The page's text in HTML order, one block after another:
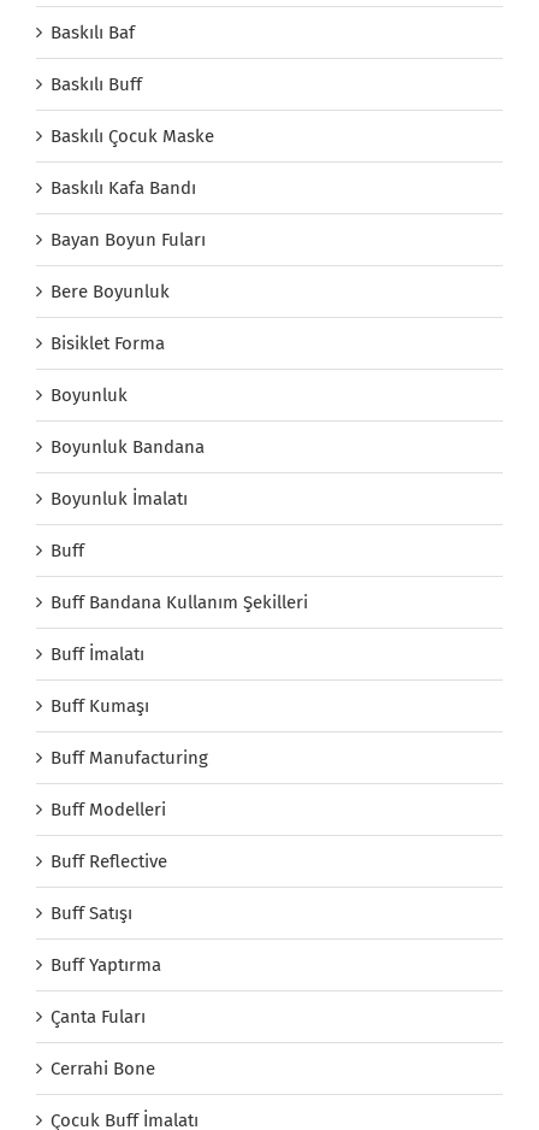
Baskılı Baf
Baskılı Buff
Baskılı Çocuk Maske
Baskılı Kafa Bandı
Bayan Boyun Fuları
Bere Boyunluk
Bisiklet Forma
Boyunluk
Boyunluk Bandana
Boyunluk İmalatı
Buff
Buff Bandana Kullanım Şekilleri
Buff İmalatı
Buff Kumaşı
Buff Manufacturing
Buff Modelleri
Buff Reflective
Buff Satışı
Buff Yaptırma
Çanta Fuları
Cerrahi Bone
Çocuk Buff İmalatı